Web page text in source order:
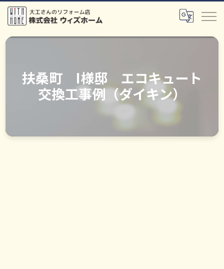
扶桑町 I様邸 エコキュート
交換工事例（ダイキン）